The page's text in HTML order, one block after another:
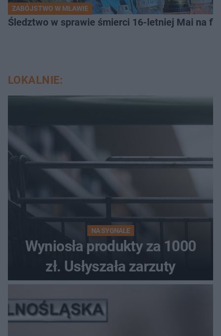
ZABÓJSTWO W MŁAWIE
Śledztwo w sprawie śmierci 16-letniej Mai na
LOKALNIE:
NA SYGNALE
Wyniosła produkty za 1000
zł. Usłyszała zarzuty